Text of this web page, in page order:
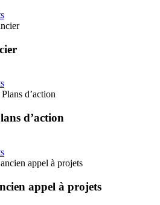
d’action
d’action
appel à projets
appel à projets